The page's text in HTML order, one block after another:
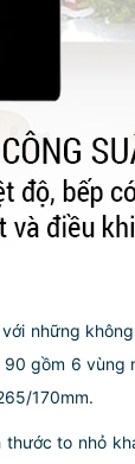
những
gồm 6
170mm.
to nhỏ